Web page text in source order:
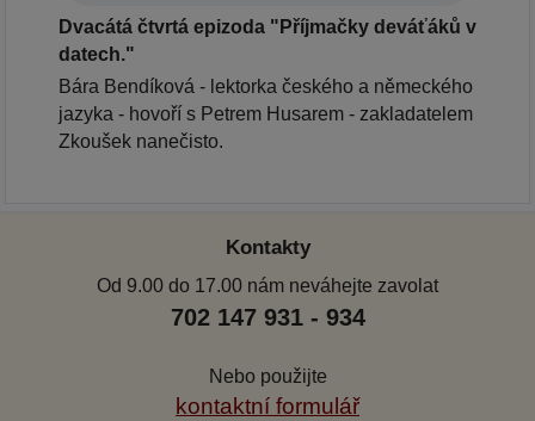
Dvacátá čtvrtá epizoda "Příjmačky deváťáků v
datech."
Bára Bendíková - lektorka českého a německého
jazyka - hovoří s Petrem Husarem - zakladatelem
Zkoušek nanečisto.
Kontakty
Od 9.00 do 17.00 nám neváhejte zavolat
702 147 931 - 934
Nebo použijte
kontaktní formulář